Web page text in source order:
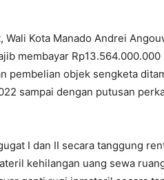
Kota Manado Andrei
membayar
pembelian objek sengketa
sampai dengan putusan
I dan II secara tanggung
kehilangan uang sewa